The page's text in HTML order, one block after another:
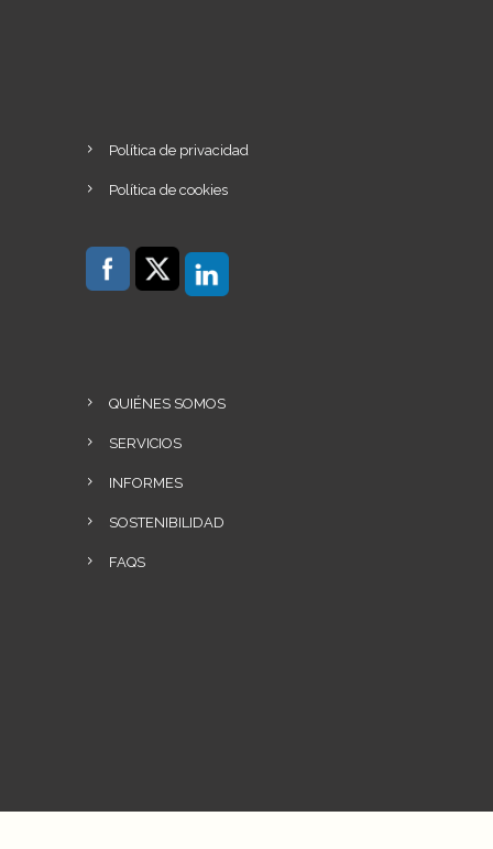
Política de privacidad
Política de cookies
QUIÉNES SOMOS
SERVICIOS
INFORMES
SOSTENIBILIDAD
FAQS